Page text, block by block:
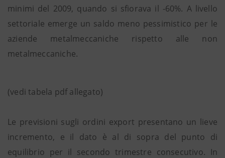
minimi del 2009, quando si sfiorava il -60%. A livello
settoriale emerge un saldo meno pessimistico per le
aziende metalmeccaniche rispetto alle non
metalmeccaniche.
(vedi tabela pdf allegato)
Le previsioni sugli ordini export presentano un lieve
incremento, e il dato è al di sopra del punto di
equilibrio per il secondo trimestre consecutivo. In